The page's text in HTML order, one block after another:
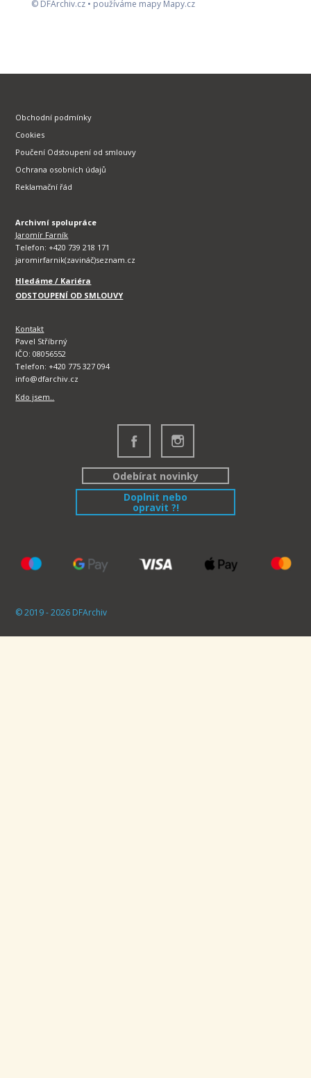
© DFArchiv.cz • používáme mapy Mapy.cz
Obchodní podmínky
Cookies
Poučení Odstoupení od smlouvy
Ochrana osobních údajů
Reklamační řád
Archivní spolupráce
Jaromír Farník
Telefon: +420 739 218 171
jaromirfarnik(zavináč)seznam.cz
Hledáme / Kariéra
ODSTOUPENÍ OD SMLOUVY
Kontakt
Pavel Stříbrný
IČO: 08056552
Telefon: +420 775 327 094
info@dfarchiv.cz
Kdo jsem..
Odebírat novinky
Doplnit nebo
opravit ?!
© 2019 - 2026 DFArchiv